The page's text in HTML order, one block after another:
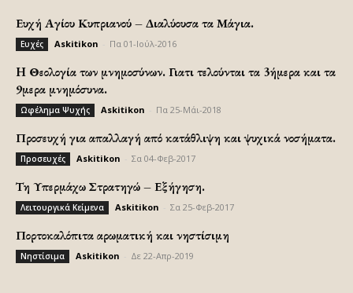
Ευχή Αγίου Κυπριανού – Διαλύουσα τα Μάγια.
Ευχές Askitikon Πα 01-Ιούλ-2016
H Θεολογία των μνημοσύνων. Γιατι τελούνται τα 3ήμερα και τα
9μερα μνημόσυνα.
Ωφέλημα Ψυχής Askitikon Πα 25-Μάι-2018
Προσευχή για απαλλαγή από κατάθλιψη και ψυχικά νοσήματα.
Προσευχές Askitikon Σα 04-Φεβ-2017
Τη Υπερμάχω Στρατηγώ – Εξήγηση.
Λειτουργικά Κείμενα Askitikon Σα 25-Φεβ-2017
Πορτοκαλόπιτα αρωματική και νηστίσιμη
Νηστίσιμα Askitikon Δε 22-Απρ-2019